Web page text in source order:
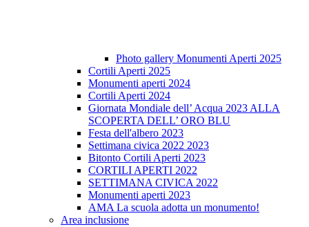
Photo gallery Monumenti Aperti 2025
Cortili Aperti 2025
Monumenti aperti 2024
Cortili Aperti 2024
Giornata Mondiale dell’ Acqua 2023 ALLA
SCOPERTA DELL’ ORO BLU
Festa dell'albero 2023
Settimana civica 2022 2023
Bitonto Cortili Aperti 2023
CORTILI APERTI 2022
SETTIMANA CIVICA 2022
Monumenti aperti 2023
AMA La scuola adotta un monumento!
Area inclusione